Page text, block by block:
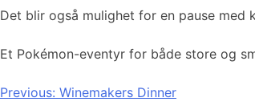
Det blir også mulighet for en pause med
Et Pokémon-eventyr for både store og
Innleggsnavigasjon
Previous: Winemakers Dinner